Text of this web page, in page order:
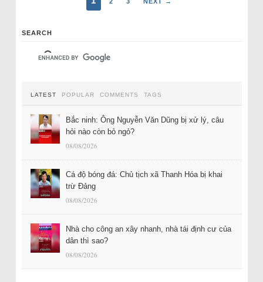
SEARCH
LATEST POPULAR COMMENTS TAGS
Bắc ninh: Ông Nguyễn Văn Dũng bị xử lý, câu
hỏi nào còn bỏ ngỏ?
08/08/2026
Cá độ bóng đá: Chủ tịch xã Thanh Hóa bị khai
trừ Đảng
08/08/2026
Nhà cho công an xây nhanh, nhà tái định cư của
dân thì sao?
08/08/2026